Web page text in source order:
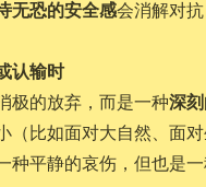
无恐的安全感会消解对
认输时
极的放弃，而是一种深
（比如面对大自然、面
种平静的哀伤，但也是一